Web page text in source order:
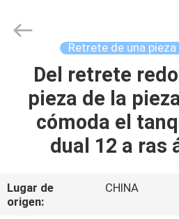
HOGAR
PRODUCTOS
NOSOTROS
baño
Retrete de una
Del retrete
pieza de la
cómoda el
dual 12 a ras
Lugar de
origen:
CHINA